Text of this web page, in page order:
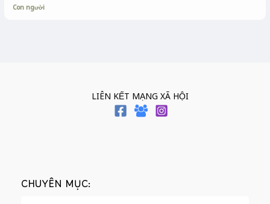
Con người
LIÊN KẾT MẠNG XÃ HỘI
CHUYÊN MỤC: